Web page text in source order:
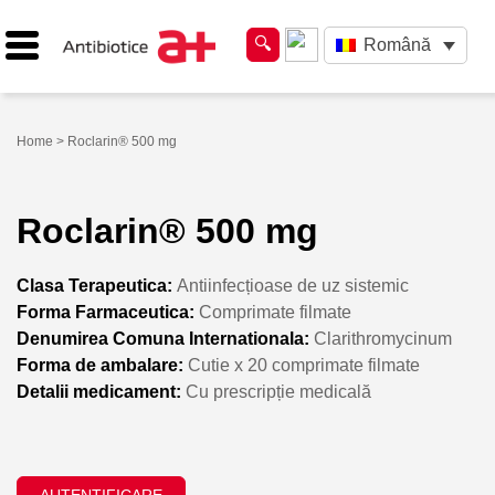
Română
Home > Roclarin® 500 mg
Roclarin® 500 mg
Clasa Terapeutica: Antiinfecțioase de uz sistemic
Forma Farmaceutica: Comprimate filmate
Denumirea Comuna Internationala: Clarithromycinum
Forma de ambalare: Cutie x 20 comprimate filmate
Detalii medicament: Cu prescripție medicală